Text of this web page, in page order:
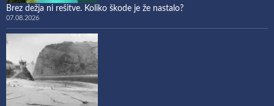
Brez dežja ni rešitve. Koliko škode je že nastalo?
07.08.2026